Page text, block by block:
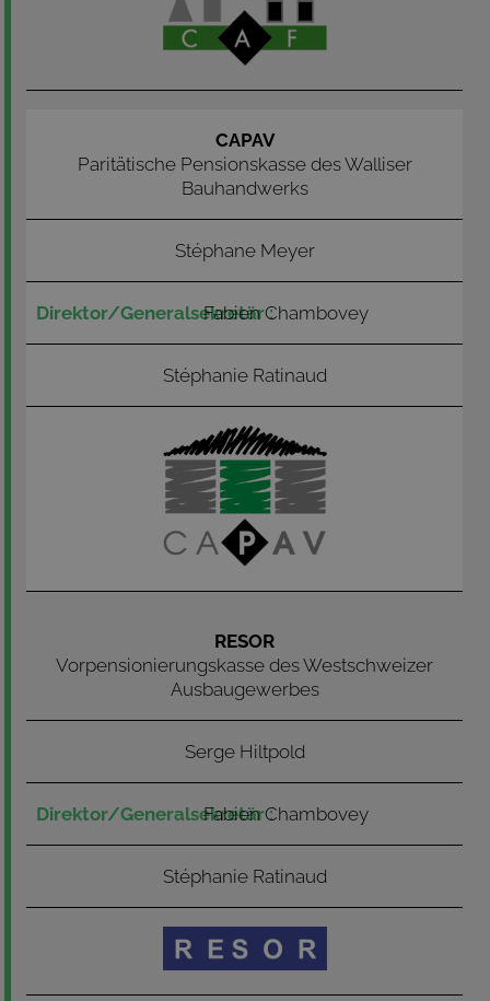
CAPAV
Paritätische Pensionskasse des Walliser
Bauhandwerks
Stéphane Meyer
Fabien Chambovey
Stéphanie Ratinaud
RESOR
Vorpensionierungskasse des Westschweizer
Ausbaugewerbes
Serge Hiltpold
Fabien Chambovey
Stéphanie Ratinaud